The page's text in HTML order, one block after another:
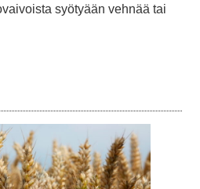
syötyään vehnää tai